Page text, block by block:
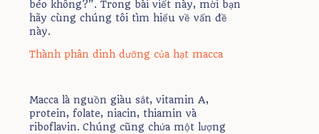
béo không?”. Trong bài viết này, mời bạn
hãy cùng chúng tôi tìm hiểu về vấn đề
này.
Thành phân dinh dưỡng của hạt macca
Macca là nguồn giàu sắt, vitamin A,
protein, folate, niacin, thiamin và
riboflavin. Chúng cũng chứa một lượng